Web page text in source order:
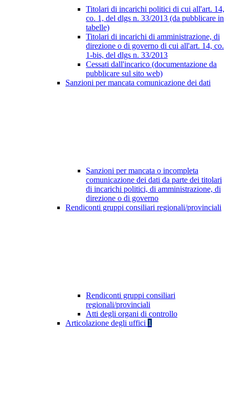
Titolari di incarichi politici di cui all'art. 14,
co. 1, del dlgs n. 33/2013 (da pubblicare in
tabelle)
Titolari di incarichi di amministrazione, di
direzione o di governo di cui all'art. 14, co.
1-bis, del dlgs n. 33/2013
Cessati dall'incarico (documentazione da
pubblicare sul sito web)
Sanzioni per mancata comunicazione dei dati
Sanzioni per mancata o incompleta
comunicazione dei dati da parte dei titolari
di incarichi politici, di amministrazione, di
direzione o di governo
Rendiconti gruppi consiliari regionali/provinciali
Rendiconti gruppi consiliari
regionali/provinciali
Atti degli organi di controllo
Articolazione degli uffici 1